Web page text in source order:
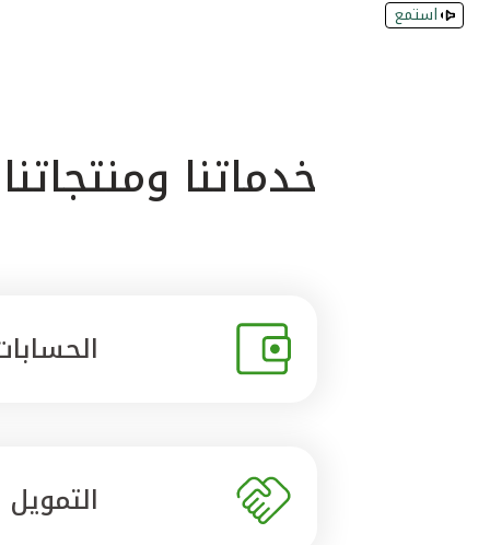
استمع
خدماتنا ومنتجاتنا
التمويل